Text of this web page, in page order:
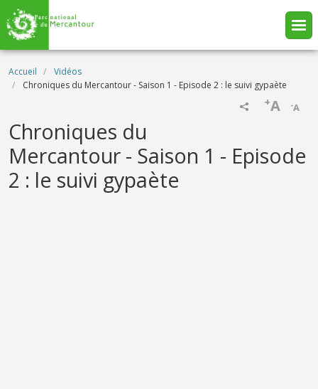
Aller au contenu principal
Fil d'Ariane
Accueil
Vidéos
Chroniques du Mercantour - Saison 1 - Episode 2 : le suivi gypaète
-A
+A
Name
Chroniques du
Mercantour - Saison 1 - Episode
2 : le suivi gypaète